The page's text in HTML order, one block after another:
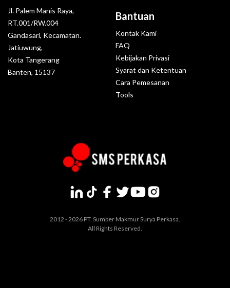
Jl. Palem Manis Raya,
RT.001/RW.004
Gandasari, Kecamatan.
Jatiuwung,
Kota Tangerang
Banten, 15137
Bantuan
Kontak Kami
FAQ
Kebijakan Privasi
Syarat dan Ketentuan
Cara Pemesanan
Tools
2012 - 2026 PT. Sumber Makmur Surya Perkasa.
All Rights Reserved.